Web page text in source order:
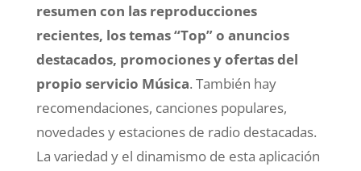
resumen con las reproducciones
recientes, los temas “Top” o anuncios
destacados, promociones y ofertas del
propio servicio Música. También hay
recomendaciones, canciones populares,
novedades y estaciones de radio destacadas.
La variedad y el dinamismo de esta aplicación